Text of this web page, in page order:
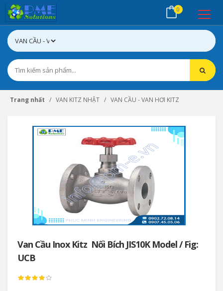
0
Trang nhất VAN KITZ NHẬT VAN CẦU - VAN HƠI KITZ
Van Cầu Inox Kitz Nối Bích JIS10K Model / Fig:
UCB